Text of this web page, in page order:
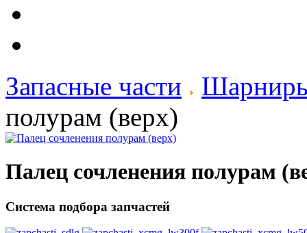
Запасные части
полурам (верх)
Палец сочленения полурам
Система подбора запчастей